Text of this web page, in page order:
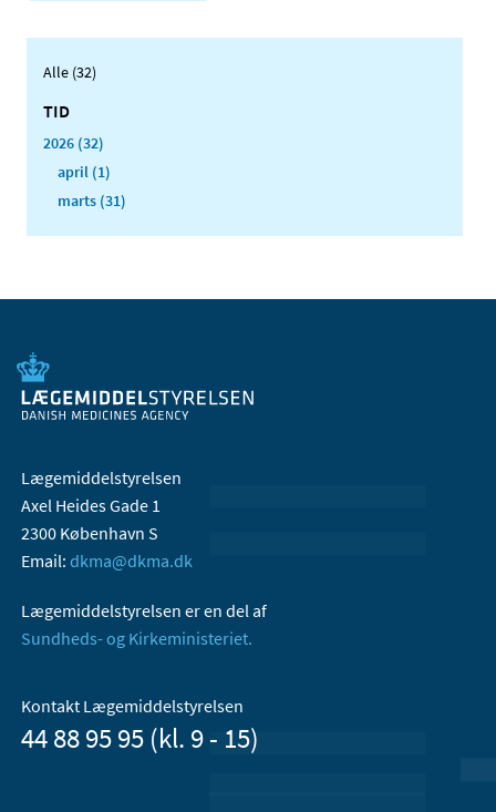
Alle (32)
TID
2026 (32)
april (1)
marts (31)
Lægemiddelstyrelsen
Axel Heides Gade 1
2300 København S
Email: dkma@dkma.dk
Lægemiddelstyrelsen er en del af
Sundheds- og Kirkeministeriet.
Kontakt Lægemiddelstyrelsen
44 88 95 95 (kl. 9 - 15)